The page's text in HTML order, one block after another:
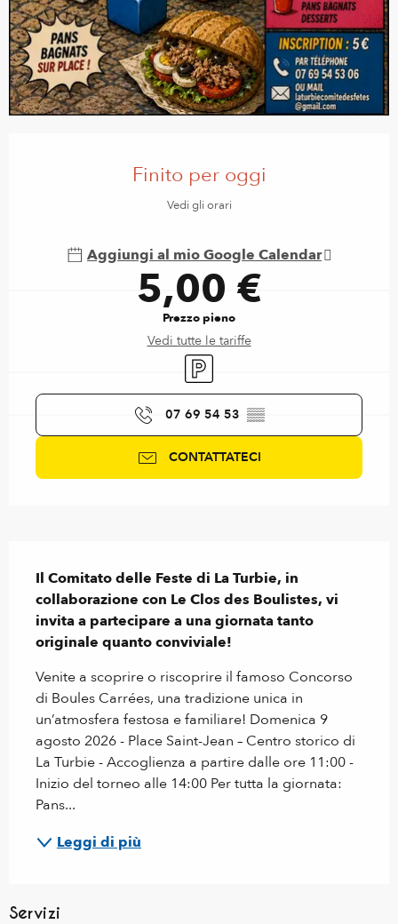
Finito per oggi
Vedi gli orari
Aggiungi al mio Google Calendar
5,00 €
Prezzo pieno
Vedi tutte le tariffe
Parcheggio
07 69 54 53 ▒▒
CONTATTATECI
Il Comitato delle Feste di La Turbie, in
collaborazione con Le Clos des Boulistes, vi
invita a partecipare a una giornata tanto
originale quanto conviviale!
Venite a scoprire o riscoprire il famoso Concorso
di Boules Carrées, una tradizione unica in
un’atmosfera festosa e familiare! Domenica 9
agosto 2026 - Place Saint-Jean – Centro storico di
La Turbie - Accoglienza a partire dalle ore 11:00 -
Inizio del torneo alle 14:00 Per tutta la giornata:
Pans...
Leggi di più
Servizi